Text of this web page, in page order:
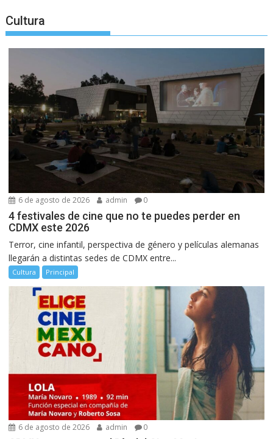
Cultura
6 de agosto de 2026 admin 0
4 festivales de cine que no te puedes perder en
CDMX este 2026
Terror, cine infantil, perspectiva de género y películas alemanas
llegarán a distintas sedes de CDMX entre...
Cultura Principal
6 de agosto de 2026 admin 0